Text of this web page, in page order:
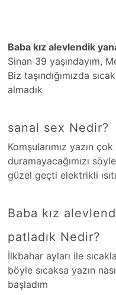
Baba kız alevlendik
Sinan 39 yaşındayım,
Biz taşındığımızda
almadık
sanal sex Nedir?
Komşularımız yazın
duramayacağımızı
güzel geçti elektrikli
Baba kız
patladık Nedir?
İlkbahar ayları ile
böyle sıcaksa yazın
başladım